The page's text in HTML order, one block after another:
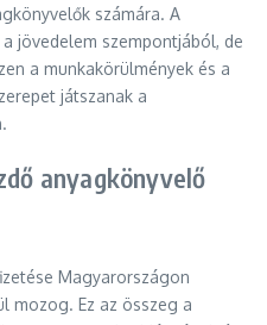
számára. A
jövedelem szempontjából, de
a munkakörülmények és a
játszanak a
anyagkönyvelő
Magyarországon
mozog. Ez az összeg a